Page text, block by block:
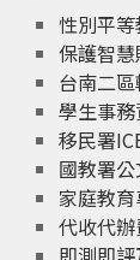
性別平等
保護智
台南二
學生事
移民署
國教署
家庭教
代收代辦